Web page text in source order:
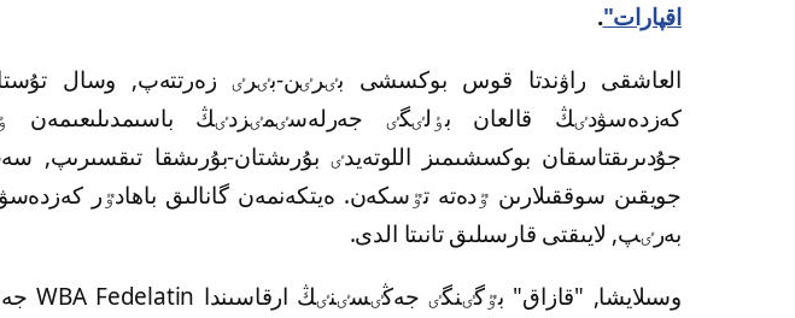
اقپارات".
العاشقى راۋندتا قوس بوكسشى بٸرٸن-بٸرٸ زەرتتەپ, وسال
كەزدەسۋدٸڭ قالعان بٶلٸگٸ جەرلەسٸمٸزدٸڭ باسىمدىلىعىمەن
جۇدىرىقتاسقان بوكسشىمىز اللوتەيدٸ بۇرىشتان-بۇرىشقا
جويقىن سوققىلارىن ٷدەتە تٷسكەن. ەيتكەنمەنگانالىق باھادٷر
بەرٸپ, لايىقتى قارسىلىق تانىتا الدى.
وسىلايشا, "قازاق" بٷگٸنگٸ جەڭٸسٸنٸڭ ارقاسىندا